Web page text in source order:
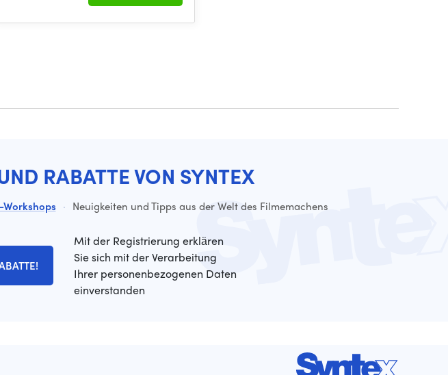
RABATTE VON SYNTEX
· Neuigkeiten und Tipps aus der Welt des Filmemachens
Mit der Registrierung erklären
Sie sich mit der Verarbeitung
Ihrer personenbezogenen Daten
einverstanden